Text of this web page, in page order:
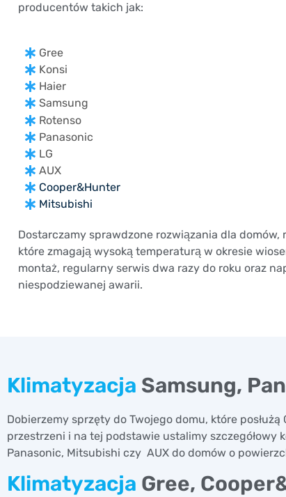
producentów takich jak:
Gree
Konsi
Haier
Samsung
Rotenso
Panasonic
LG
AUX
Cooper&Hunter
Mitsubishi
Dostarczamy sprawdzone rozwiązania dla domów,
które zmagają wysoką temperaturą w okresie
montaż, regularny serwis dwa razy do roku oraz
niespodziewanej awarii.
Klimatyzacja Samsung,
Dobierzemy sprzęty do Twojego domu, które
przestrzeni i na tej podstawie ustalimy szczegółowy
Panasonic, Mitsubishi czy AUX do domów o
Klimatyzacja Gree,